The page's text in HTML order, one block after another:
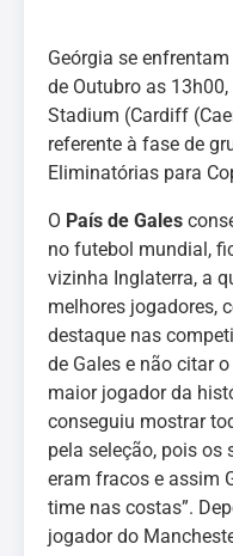
Geórgia se
de Outubro as
Stadium (Cardiff
referente à fase de
Eliminatórias para
O País de Gales
no futebol mundial,
vizinha Inglaterra, a
melhores jogadores,
destaque nas
de Gales e não citar
maior jogador da
conseguiu mostrar
pela seleção, pois os
eram fracos e assim
time nas costas”.
jogador do